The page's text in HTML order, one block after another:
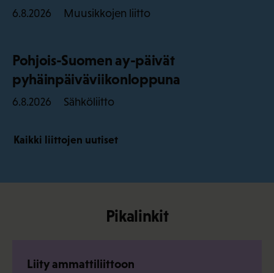
6.8.2026 Muusikkojen liitto
Pohjois-Suomen ay-päivät
pyhäinpäiväviikonloppuna
6.8.2026 Sähköliitto
Kaikki liittojen uutiset
Pikalinkit
Liity ammattiliittoon